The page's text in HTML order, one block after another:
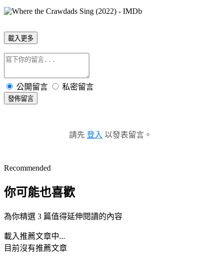
載入更多
公開留言 私密留言
發佈留言
請先 登入 以發表留言。
Recommended
你可能也喜歡
為你精選 3 篇值得延伸閱讀的內容
載入推薦文章中...
目前沒有推薦文章